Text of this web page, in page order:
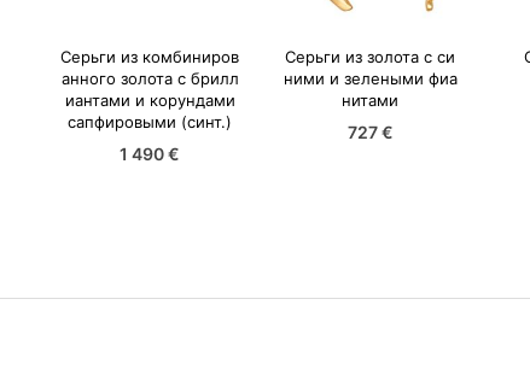
Серьги из комбиниров
анного золота с брилл
иантами и корундами
сапфировыми (синт.)
1 490 €
Серьги из золота с си
ними и зелеными фиа
нитами
727 €